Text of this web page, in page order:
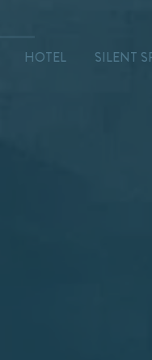
HOTEL SILENT